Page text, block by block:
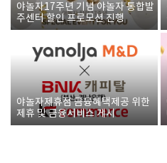
야놀자17주년 기념 야놀자 통합발
주센터 할인 프로모션 진행
야놀자제휴점 금융혜택제공 위한
제휴 및 금융서비스 게시